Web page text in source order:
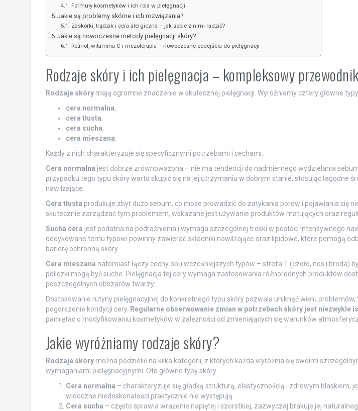
Formuły kosmetyków i ich rola w pielęgnacji
Jakie są problemy skórne i ich rozwiązania?
Zaskórki, trądzik i cera alergiczna – jak sobie z nimi radzić?
Jakie są nowoczesne metody pielęgnacji skóry?
Retinol, witamina C i mezoterapia – nowoczesne podejścia do pielęgnacji
Rodzaje skóry i ich pielęgnacja – kompleksowy przewodnik
Rodzaje skórymają ogromne znaczenie w skutecznej pielęgnacji. Wyróżniamy cztery główne
cera normalna,
cera tłusta,
cera sucha,
cera mieszana
Każdy z nich charakteryzuje się specyficznymi potrzebami i cechami.
Cera normalna jest dobrze zrównoważona – nie ma tendencji do nadmiernego wydzielania
przypadku tego typu skóry warto skupić się na jej utrzymaniu w dobrym stanie, stosując łagodne
nawilżające.
Cera tłusta produkuje zbyt dużo sebum, co może prowadzić do zatykania porów i pojawiania się
skutecznie zarządzać tym problemem, wskazane jest używanie produktów matujących oraz
Sucha cera jest podatna na podrażnienia i wymaga szczególnej troski w postaci intensywnego
dedykowane temu typowi powinny zawierać składniki nawilżające oraz lipidowe, które pomogą
barierę ochronną skóry.
Cera mieszana natomiast łączy cechy obu wcześniejszych typów – strefa T (czoło, nos i broda)
policzki mogą być suche. Pielęgnacja tej cery wymaga zastosowania różnorodnych produktów
poszczególnych obszarów twarzy.
Dostosowanie rutyny pielęgnacyjnej do konkretnego typu skóry pozwala uniknąć wielu
pogorszenie kondycji cery. Regularne obserwowanie zmian w potrzebach skóry jest niezwykle
pamiętać o modyfikowaniu kosmetyków w zależności od zmieniających się warunków
Jakie wyróżniamy rodzaje skóry?
Rodzaje skórymożna podzielić na kilka kategorii, z których każda wyróżnia się swoimi
wymaganiami pielęgnacyjnymi. Oto główne typy skóry:
Cera normalna – charakteryzuje się gładką strukturą, elastycznością i zdrowym blaskiem,
widoczne niedoskonałości praktycznie nie występują.
Cera sucha – często sprawia wrażenie napiętej i szorstkiej, zazwyczaj brakuje jej